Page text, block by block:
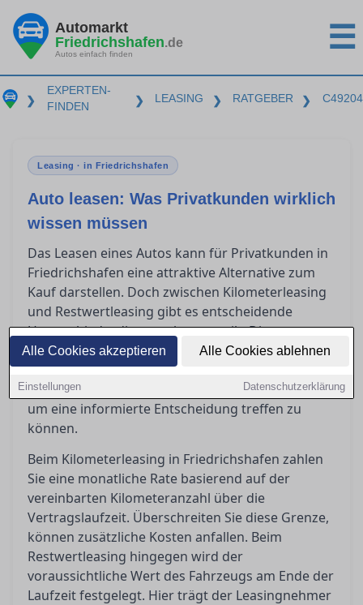
Alle Cookies akzeptieren Alle Cookies ablehnen
Einstellungen Datenschutzerklärung
Automarkt
Friedrichshafen.de
Autos einfach finden ☰
❯
EXPERTEN-
FINDEN
❯ LEASING ❯ RATGEBER ❯ C49204
Leasing · in Friedrichshafen
Auto leasen: Was Privatkunden wirklich
wissen müssen
Das Leasen eines Autos kann für Privatkunden in
Friedrichshafen eine attraktive Alternative zum
Kauf darstellen. Doch zwischen Kilometerleasing
und Restwertleasing gibt es entscheidende
Unterschiede, die es zu kennen gilt. Dieser
Ratgeber beleuchtet, welche Aspekte im
Leasingvertrag besonders relevant sind und wie
man häufigen Kostenfallen geschickt ausweicht,
um eine informierte Entscheidung treffen zu
können.
Beim Kilometerleasing in Friedrichshafen zahlen
Sie eine monatliche Rate basierend auf der
vereinbarten Kilometeranzahl über die
Vertragslaufzeit. Überschreiten Sie diese Grenze,
können zusätzliche Kosten anfallen. Beim
Restwertleasing hingegen wird der
voraussichtliche Wert des Fahrzeugs am Ende der
Laufzeit festgelegt. Hier trägt der Leasingnehmer